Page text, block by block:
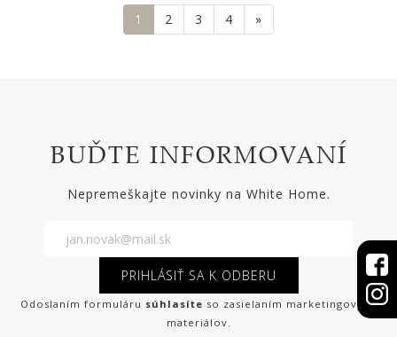
1 2 3 4 »
BUĎTE INFORMOVANÍ
Nepremeškajte novinky na White Home.
PRIHLÁSIŤ SA K ODBERU
Odoslaním formuláru súhlasíte so zasielaním marketingových
materiálov.